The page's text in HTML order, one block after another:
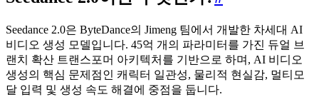
Seedance 2.0은 ByteDance의 Jimeng 팀에서 개발한 차세대 AI
비디오 생성 모델입니다. 45억 개의 파라미터를 가진 듀얼 브
랜치 확산 트랜스포머 아키텍처를 기반으로 하며, AI 비디오
생성의 핵심 문제점인 캐릭터 일관성, 물리적 현실감, 멀티모
달 입력 및 생성 속도 해결에 중점을 둡니다.